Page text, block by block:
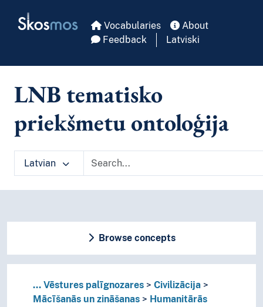
Skosmos Vocabularies
About
Feedback
Latviski
LNB tematisko
priekšmetu ontoloģija
Latvian
Browse concepts
... Vēstures palīgnozares
Civilizācija
Mācīšanās un zināšanas
Humanitārās